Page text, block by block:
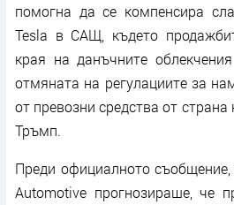
помогна да се компенсира
Tesla в САЩ, където
края на данъчните
отмяната на регулациите за
от превозни средства от
Тръмп.
Преди официалното съобщение,
Automotive прогнозираше, че